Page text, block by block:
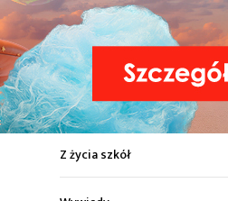
Sport
Kultura
Wiadomości z regionu
Z życia szkół